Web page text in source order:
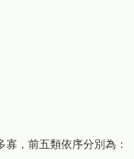
，前五類依序分別為：